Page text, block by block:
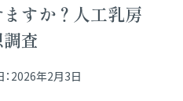
すか？人工乳房
査
2026年2月3日